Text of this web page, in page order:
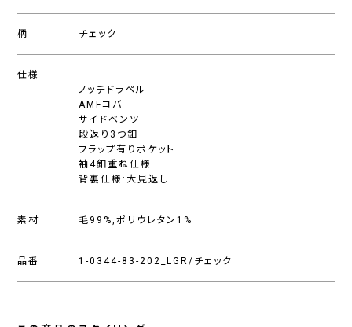
柄 チェック
仕様
ノッチドラペル
AMFコバ
サイドベンツ
段返り3つ釦
フラップ有りポケット
袖4釦重ね仕様
背裏仕様:大見返し
素材 毛99%,ポリウレタン1%
品番 1-0344-83-202_LGR/チェック